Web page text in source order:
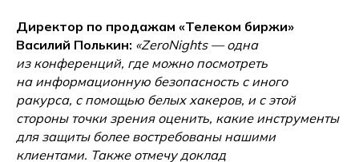
Директор по продажам «Телеком биржи»
Василий Полькин: «ZeroNights — одна
из конференций, где можно посмотреть
на информационную безопасность с иного
ракурса, с помощью белых хакеров, и с этой
стороны точки зрения оценить, какие инструменты
для защиты более востребованы нашими
клиентами. Также отмечу доклад